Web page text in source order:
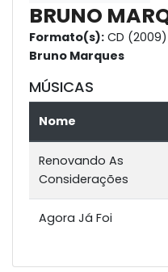
BRUNO
Formato(s): CD (2009)
Bruno Marques
MÚSICAS
Nome
Renovando As
Considerações
Agora Já Foi